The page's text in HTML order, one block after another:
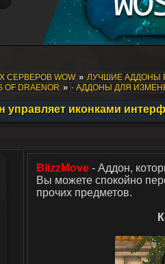
СЕРВЕРОВ WOW » ЛУЧШИЕ АДДОНЫ
DRAENOR » - АДДОНЫ ДЛЯ
управляет иконками
BlizzMove - Аддон,
Вы можете спокойно
прочих предметов.